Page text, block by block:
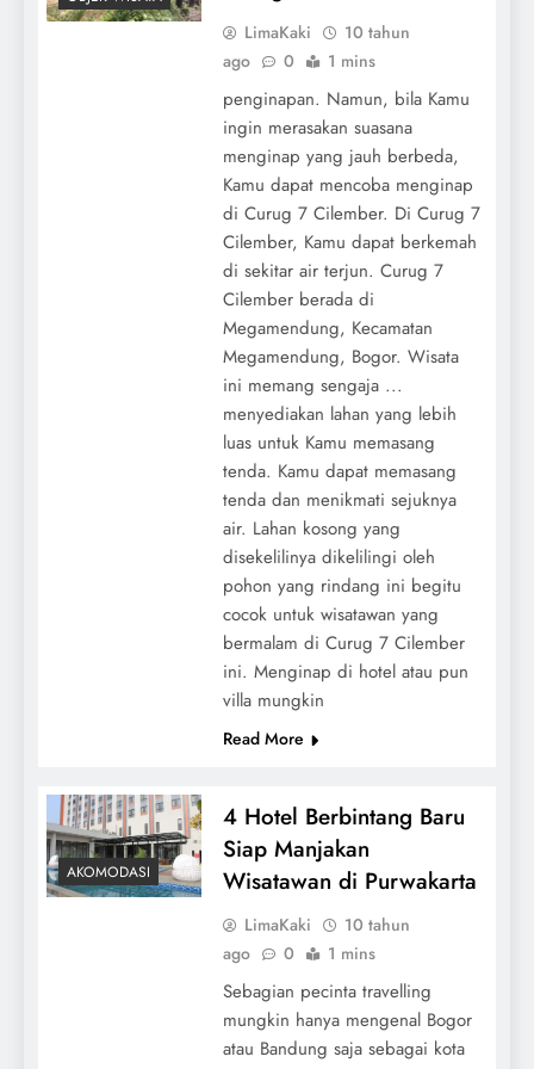
LimaKaki
10 tahun
ago
0 1 mins
penginapan. Namun, bila Kamu
ingin merasakan suasana
menginap yang jauh berbeda,
Kamu dapat mencoba menginap
di Curug 7 Cilember. Di Curug 7
Cilember, Kamu dapat berkemah
di sekitar air terjun. Curug 7
Cilember berada di
Megamendung, Kecamatan
Megamendung, Bogor. Wisata
ini memang sengaja ...
menyediakan lahan yang lebih
luas untuk Kamu memasang
tenda. Kamu dapat memasang
tenda dan menikmati sejuknya
air. Lahan kosong yang
disekelilinya dikelilingi oleh
pohon yang rindang ini begitu
cocok untuk wisatawan yang
bermalam di Curug 7 Cilember
ini. Menginap di hotel atau pun
villa mungkin
Read More
AKOMODASI
4 Hotel Berbintang Baru
Siap Manjakan
Wisatawan di Purwakarta
LimaKaki
10 tahun
ago
0 1 mins
Sebagian pecinta travelling
mungkin hanya mengenal Bogor
atau Bandung saja sebagai kota